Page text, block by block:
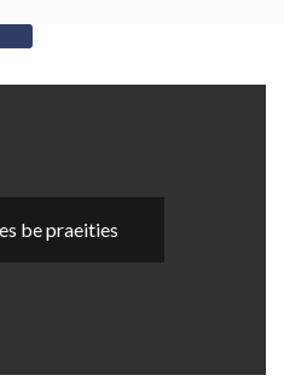
Sovietinės
be praeities